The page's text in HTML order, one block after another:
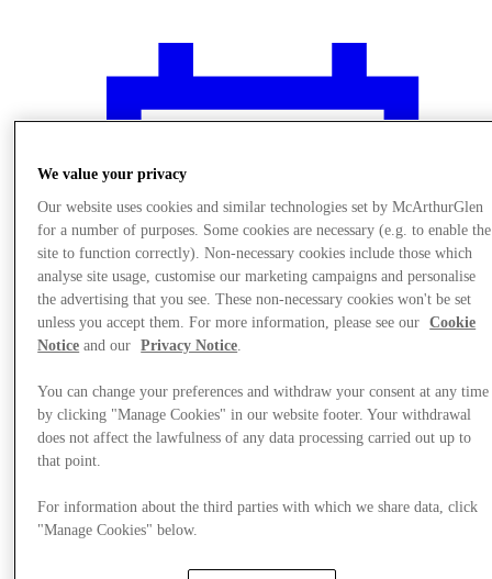
Nyheder
We value your privacy
Our website uses cookies and similar technologies set by McArthurGlen
for a number of purposes. Some cookies are necessary (e.g. to enable the
site to function correctly). Non-necessary cookies include those which
analyse site usage, customise our marketing campaigns and personalise
the advertising that you see. These non-necessary cookies won't be set
unless you accept them. For more information, please see our
Cookie
Notice and our Privacy Notice
You can change your preferences and withdraw your consent at any time
by clicking "Manage Cookies" in our website footer. Your withdrawal
does not affect the lawfulness of any data processing carried out up to
that point.
For information about the third parties with which we share data, click
"Manage Cookies" below.